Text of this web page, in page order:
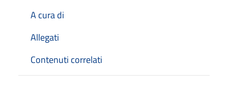
A cura di
Allegati
Contenuti correlati